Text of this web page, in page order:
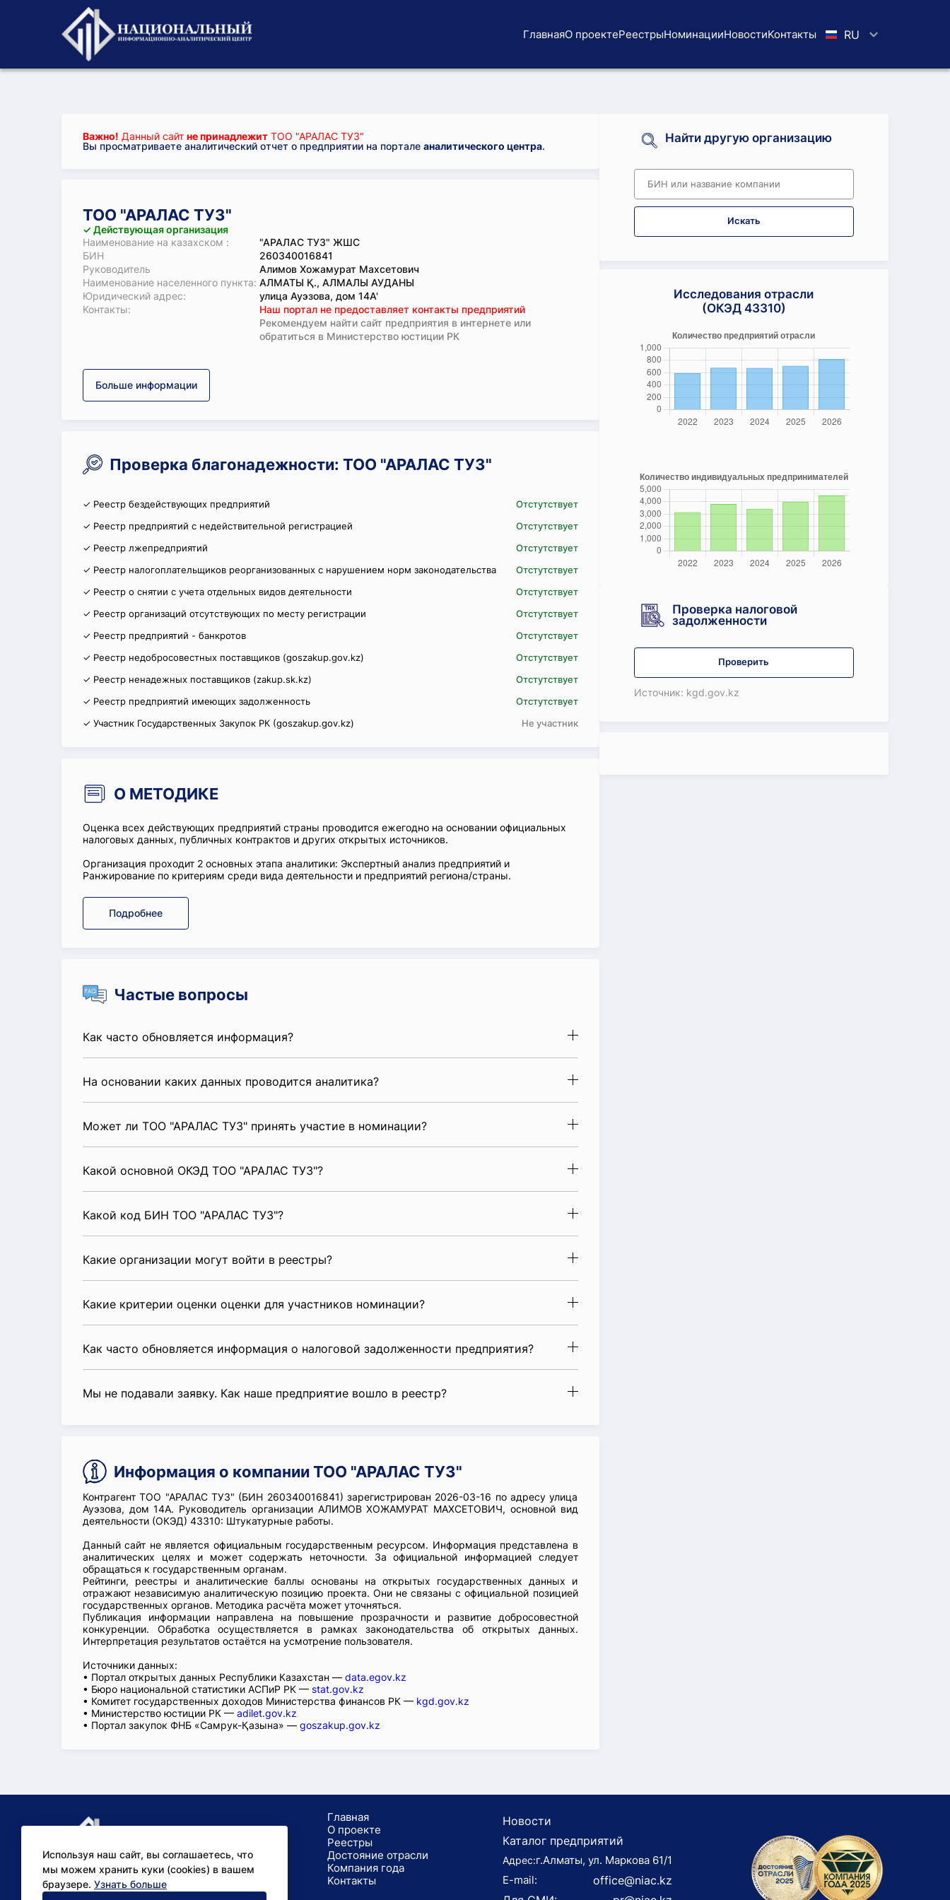
ГлавнаяО проектеРеестрыНоминацииНовостиKoнтaкты RU
Важно! Данный сайт не принадлежит ТОО "АРАЛАС ТУЗ"
Вы просматриваете аналитический отчет о предприятии на портале аналитического центра.
ТОО "АРАЛАС ТУЗ"
✓ Действующая организация
Наименование на казахском :
"АРАЛАС ТУЗ" ЖШС
БИН
260340016841
Руководитель
Алимов Хожамурат Махсетович
Наименование населенного пункта: АЛМАТЫ Қ., АЛМАЛЫ АУДАНЫ
Юридический адрес:
улица Ауэзова, дом 14А'
Koнтaкты:
Наш портал не предоставляет контакты предприятий
Рекомендуем найти сайт предприятия в интернете или
обратиться в Министерство юстиции РК
Больше информации
Проверка благонадежности: ТОО "АРАЛАС ТУЗ"
✓ Реестр бездействующих предприятий
Отстутствует
✓ Реестр предприятий с недействительной регистрацией
Отстутствует
✓ Реестр лжепредприятий
Отстутствует
✓ Реестр налогоплательщиков реорганизованных с нарушением норм законодательства
Отстутствует
✓ Реестр о снятии с учета отдельных видов деятельности
Отстутствует
✓ Реестр организаций отсутствующих по месту регистрации
Отстутствует
✓ Реестр предприятий - банкротов
Отстутствует
✓ Реестр недобросовестных поставщиков (goszakup.gov.kz)
Отстутствует
✓ Реестр ненадежных поставщиков (zakup.sk.kz)
Отстутствует
✓ Реестр предприятий имеющих задолженность
Отстутствует
✓ Участник Государственных Закупок РК (goszakup.gov.kz)
Не участник
О МЕТОДИКЕ
Оценка всех действующих предприятий страны проводится ежегодно на основании официальных
налоговых данных, публичных контрактов и других открытых источников.
Организация проходит 2 основных этапа аналитики: Экспертный анализ предприятий и
Ранжирование по критериям среди вида деятельности и предприятий региона/страны.
Подробнее
Частые вопросы
Как часто обновляется информация?
На основании каких данных проводится аналитика?
Может ли ТОО "АРАЛАС ТУЗ" принять участие в номинации?
Какой основной ОКЭД ТОО "АРАЛАС ТУЗ"?
Какой код БИН ТОО "АРАЛАС ТУЗ"?
Какие организации могут войти в реестры?
Какие критерии оценки оценки для участников номинации?
Как часто обновляется информация о налоговой задолженности предприятия?
Мы не подавали заявку. Как наше предприятие вошло в реестр?
Информация о компании ТОО "АРАЛАС ТУЗ"
Контрагент ТОО "АРАЛАС ТУЗ" (БИН 260340016841) зарегистрирован 2026-03-16 по адресу улица
Ауэзова, дом 14А. Руководитель организации АЛИМОВ ХОЖАМУРАТ МАХСЕТОВИЧ, основной вид
деятельности (ОКЭД) 43310: Штукатурные работы.
Данный сайт не является официальным государственным ресурсом. Информация представлена в
аналитических целях и может содержать неточности. За официальной информацией следует
обращаться к государственным органам.
Рейтинги, реестры и аналитические баллы основаны на открытых государственных данных и
отражают независимую аналитическую позицию проекта. Они не связаны с официальной позицией
государственных органов. Методика расчёта может уточняться.
Публикация информации направлена на повышение прозрачности и развитие добросовестной
конкуренции. Обработка осуществляется в рамках законодательства об открытых данных.
Интерпретация результатов остаётся на усмотрение пользователя.
Источники данных:
• Портал открытых данных Республики Казахстан — data.egov.kz
• Бюро национальной статистики АСПиР РК — stat.gov.kz
• Комитет государственных доходов Министерства финансов РК — kgd.gov.kz
• Министерство юстиции РК — adilet.gov.kz
• Портал закупок ФНБ «Самрук-Қазына» — goszakup.gov.kz
Найти другую организацию
Искать
Исследования отрасли
(ОКЭД 43310)
Проверка налоговой
задолженности
Проверить
Источник: kgd.gov.kz
Используя наш сайт, вы соглашаетесь, что
мы можем хранить куки (cookies) в вашем
браузере. Узнать больше
Главная
О проекте
Реестры
Достояние отрасли
Компания года
Koнтaкты
Новости
Каталог предприятий
Адрес:г.Алматы, ул. Маркова 61/1
E-mail:
office@niac.kz